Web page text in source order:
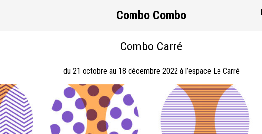
Combo Combo
Combo Carré
du 21 octobre au 18 décembre 2022 à l’espace Le Carré